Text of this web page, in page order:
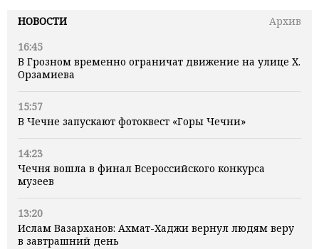
НОВОСТИ
Архив
16:45
В Грозном временно ограничат движение на улице Х.
Орзамиева
15:57
В Чечне запускают фотоквест «Горы Чечни»
14:23
Чечня вошла в финал Всероссийского конкурса
музеев
13:20
Ислам Вазарханов: Ахмат-Хаджи вернул людям веру
в завтрашний день